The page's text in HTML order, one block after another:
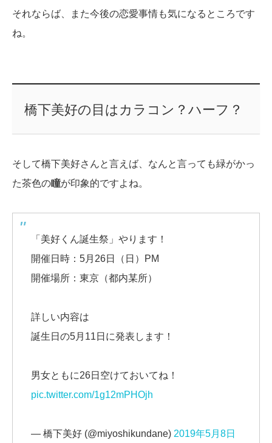
それならば、また今後の恋愛事情も気になるところです
ね。
橋下美好の目はカラコン？ハーフ？
そして橋下美好さんと言えば、なんと言っても緑がかっ
た茶色の瞳が印象的ですよね。
「美好くん誕生祭」やります！
開催日時：5月26日（日）PM
開催場所：東京（都内某所）
詳しい内容は
誕生日の5月11日に発表します！
男女ともに26日空けておいてね！
pic.twitter.com/1g12mPHOjh
— 橋下美好 (@miyoshikundane) 2019年5月8日